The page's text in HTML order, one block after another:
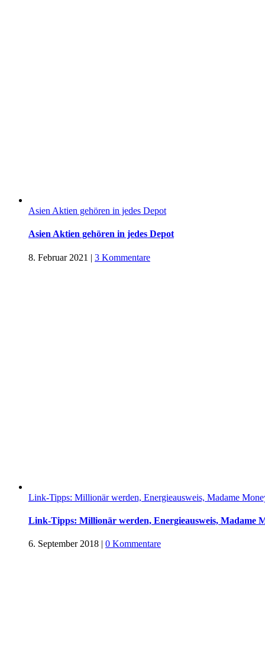
Asien Aktien gehören in jedes Depot
Asien Aktien gehören in jedes Depot
8. Februar 2021 | 3 Kommentare
Link-Tipps: Millionär werden, Energieausweis, Madame
Link-Tipps: Millionär werden, Energieausweis, Madame
6. September 2018 | 0 Kommentare